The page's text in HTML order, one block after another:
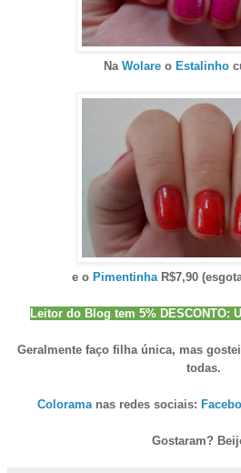
Na Wolare o Estalinho
e o PimentinhaR$7,90
Leitor do Blog tem 5% DESCONTO:
Geralmente faço filha única, mas
todas.
Coloramanas redes sociais:
Gostaram?